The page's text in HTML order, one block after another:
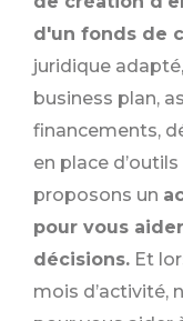
d'un fonds de
juridique
business plan,
financements,
en place
proposons un
pour vous
décisions. Et
mois d’activité,